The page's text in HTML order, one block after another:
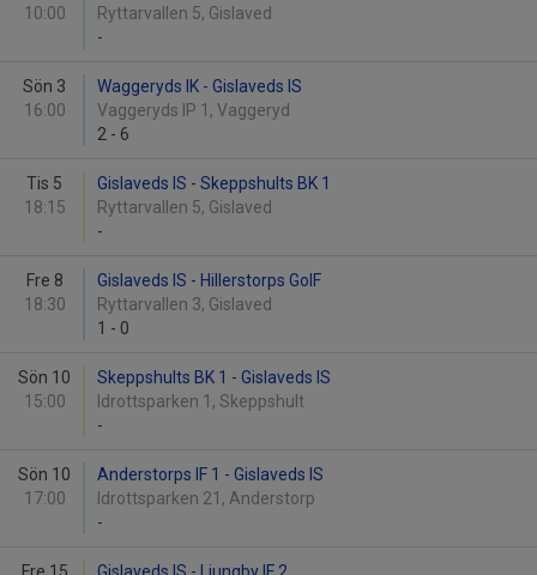
10:00
Ryttarvallen 5, Gislaved
-
Sön 3
16:00
Waggeryds IK - Gislaveds IS
Vaggeryds IP 1, Vaggeryd
2 - 6
Tis 5
18:15
Gislaveds IS - Skeppshults BK 1
Ryttarvallen 5, Gislaved
-
Fre 8
18:30
Gislaveds IS - Hillerstorps GoIF
Ryttarvallen 3, Gislaved
1 - 0
Sön 10
15:00
Skeppshults BK 1 - Gislaveds IS
Idrottsparken 1, Skeppshult
-
Sön 10
17:00
Anderstorps IF 1 - Gislaveds IS
Idrottsparken 21, Anderstorp
-